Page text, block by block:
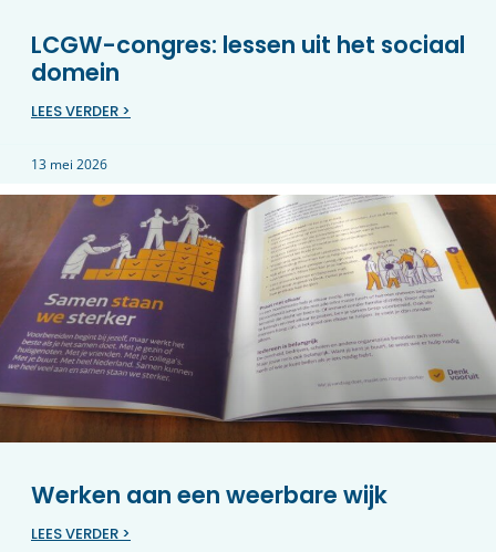
LCGW-congres: lessen uit het sociaal
domein
LEES VERDER >
13 mei 2026
Werken aan een weerbare wijk
LEES VERDER >